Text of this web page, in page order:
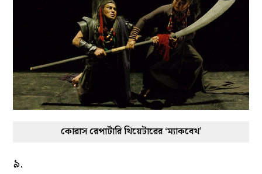
কোরাস রেপার্টারি থিয়েটারের ‘ম্যাকবেথ’
৯.